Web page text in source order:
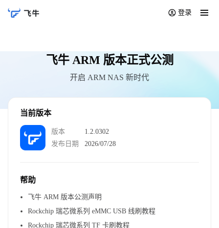
登录
飞牛 ARM 版本正式公测
开启 ARM NAS 新时代
当前版本
版本
1.2.0302
发布日期
2026/07/28
帮助
飞牛 ARM 版本公测声明
Rockchip 瑞芯微系列 eMMC USB 线刷教程
Rockchip 瑞芯微系列 TF 卡刷教程